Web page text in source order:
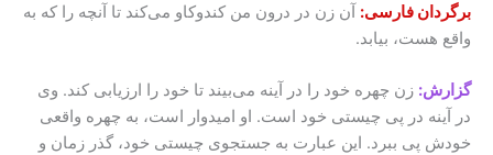
برگردان فارسی: آن زن در درون من کندوکاو می‌کند تا آنچه را که به
واقع هست، بیابد.
گزارش: زن چهره خود را در آینه می‌بیند تا خود را ارزیابی کند. وی
در آینه در پی چیستی خود است. او امیدوار است، به چهره واقعی
خودش پی ببرد. این عبارت به جستجوی چیستی خود، گذر زمان و